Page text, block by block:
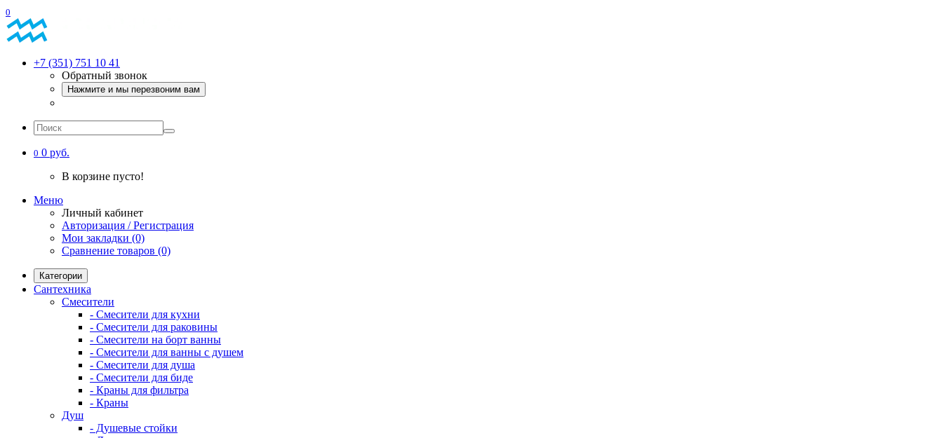
0
+7 (351) 751 10 41
Обратный звонок
Нажмите и мы перезвоним вам
0 0 руб.
В корзине пусто!
Меню
Личный кабинет
Авторизация / Регистрация
Мои закладки (0)
Сравнение товаров (0)
Категории
Сантехника
Смесители
- Смесители для кухни
- Смесители для раковины
- Смесители на борт ванны
- Смесители для ванны с душем
- Смесители для душа
- Смесители для биде
- Краны для фильтра
- Краны
Душ
- Душевые стойки